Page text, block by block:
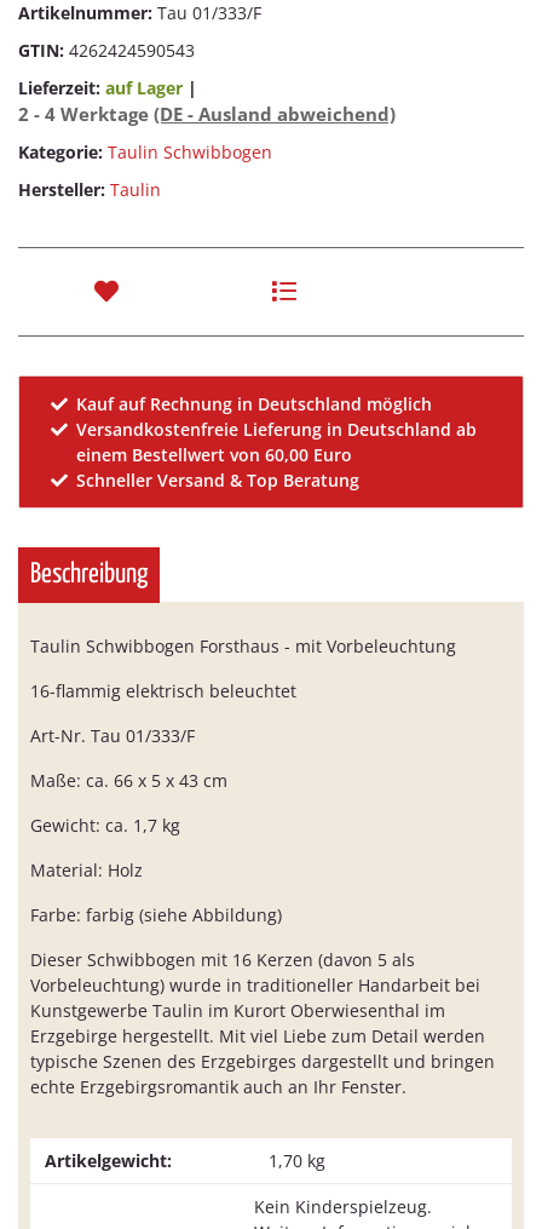
Artikelnummer: Tau 01/333/F
GTIN: 4262424590543
Lieferzeit: auf Lager |
2 - 4 Werktage (DE - Ausland abweichend)
Kategorie: Taulin Schwibbogen
Hersteller: Taulin
Kauf auf Rechnung in Deutschland möglich
Versandkostenfreie Lieferung in Deutschland ab
einem Bestellwert von 60,00 Euro
Schneller Versand & Top Beratung
Beschreibung
Taulin Schwibbogen Forsthaus - mit Vorbeleuchtung
16-flammig elektrisch beleuchtet
Art-Nr. Tau 01/333/F
Maße: ca. 66 x 5 x 43 cm
Gewicht: ca. 1,7 kg
Material: Holz
Farbe: farbig (siehe Abbildung)
Dieser Schwibbogen mit 16 Kerzen (davon 5 als
Vorbeleuchtung) wurde in traditioneller Handarbeit bei
Kunstgewerbe Taulin im Kurort Oberwiesenthal im
Erzgebirge hergestellt. Mit viel Liebe zum Detail werden
typische Szenen des Erzgebirges dargestellt und bringen
echte Erzgebirgsromantik auch an Ihr Fenster.
Artikelgewicht: 1,70 kg
Kein Kinderspielzeug.